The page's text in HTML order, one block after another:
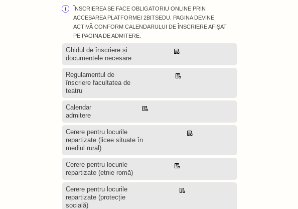
ÎNSCRIEREA SE FACE OBLIGATORIU ONLINE PRIN
ACCESAREA PLATFORMEI 2BITSEDU. PAGINA DEVINE
ACTIVĂ CONFORM CALENDARULUI DE ÎNSCRIERE AFIȘAT
PE PAGINA DE ADMITERE.
Ghidul de înscriere și
documentele necesare
Regulamentul de
înscriere facultatea de
teatru
Calendar
admitere
Cerere pentru locurile
repartizate (licee situate în
mediul rural)
Cerere pentru locurile
repartizate (etnie romă)
Cerere pentru locurile
repartizate (protecție
socială)